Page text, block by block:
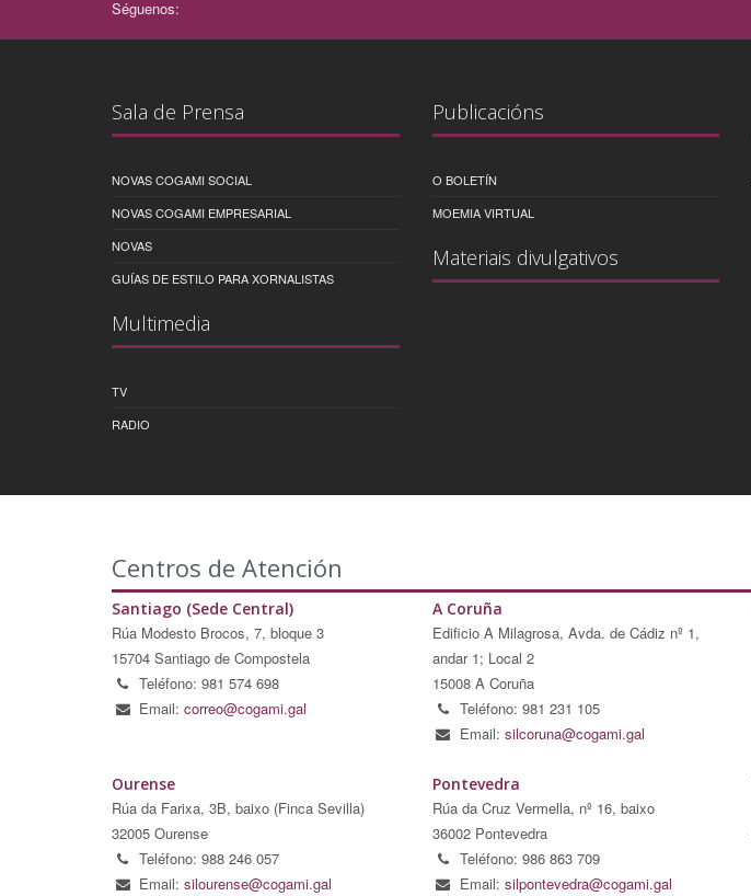
Séguenos:
Sala de Prensa
NOVAS COGAMI SOCIAL
NOVAS COGAMI EMPRESARIAL
NOVAS
GUÍAS DE ESTILO PARA XORNALISTAS
Multimedia
TV
RADIO
Publicacións
O BOLETÍN
MOEMIA VIRTUAL
Materiais divulgativos
Centros de Atención
Santiago (Sede Central)
Rúa Modesto Brocos, 7, bloque 3
15704 Santiago de Compostela
Teléfono: 981 574 698
Email: correo@cogami.gal
A Coruña
Edificio A Milagrosa, Avda. de Cádiz nº 1,
andar 1; Local 2
15008 A Coruña
Teléfono: 981 231 105
Email: silcoruna@cogami.gal
Ourense
Rúa da Farixa, 3B, baixo (Finca Sevilla)
32005 Ourense
Teléfono: 988 246 057
Email: silourense@cogami.gal
Pontevedra
Rúa da Cruz Vermella, nº 16, baixo
36002 Pontevedra
Teléfono: 986 863 709
Email: silpontevedra@cogami.gal